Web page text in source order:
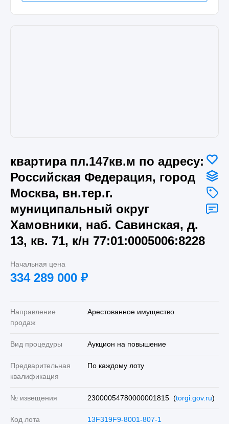
квартира пл.147кв.м по адресу:
Российская Федерация, город
Москва, вн.тер.г.
муниципальный округ
Хамовники, наб. Савинская, д.
13, кв. 71, к/н 77:01:0005006:8228
Начальная цена
334 289 000 ₽
Направление
продаж
Арестованное имущество
Вид процедуры Аукцион на повышение
Предварительная
квалификация
По каждому лоту
№ извещения 23000054780000001815 (torgi.gov.ru)
Код лота 13F319F9-8001-807-1